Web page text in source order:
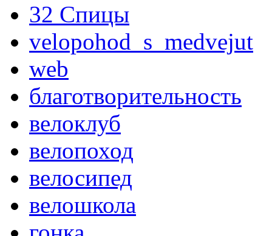
32 Спицы
velopohod_s_medvejut
web
благотворительность
велоклуб
велопоход
велосипед
велошкола